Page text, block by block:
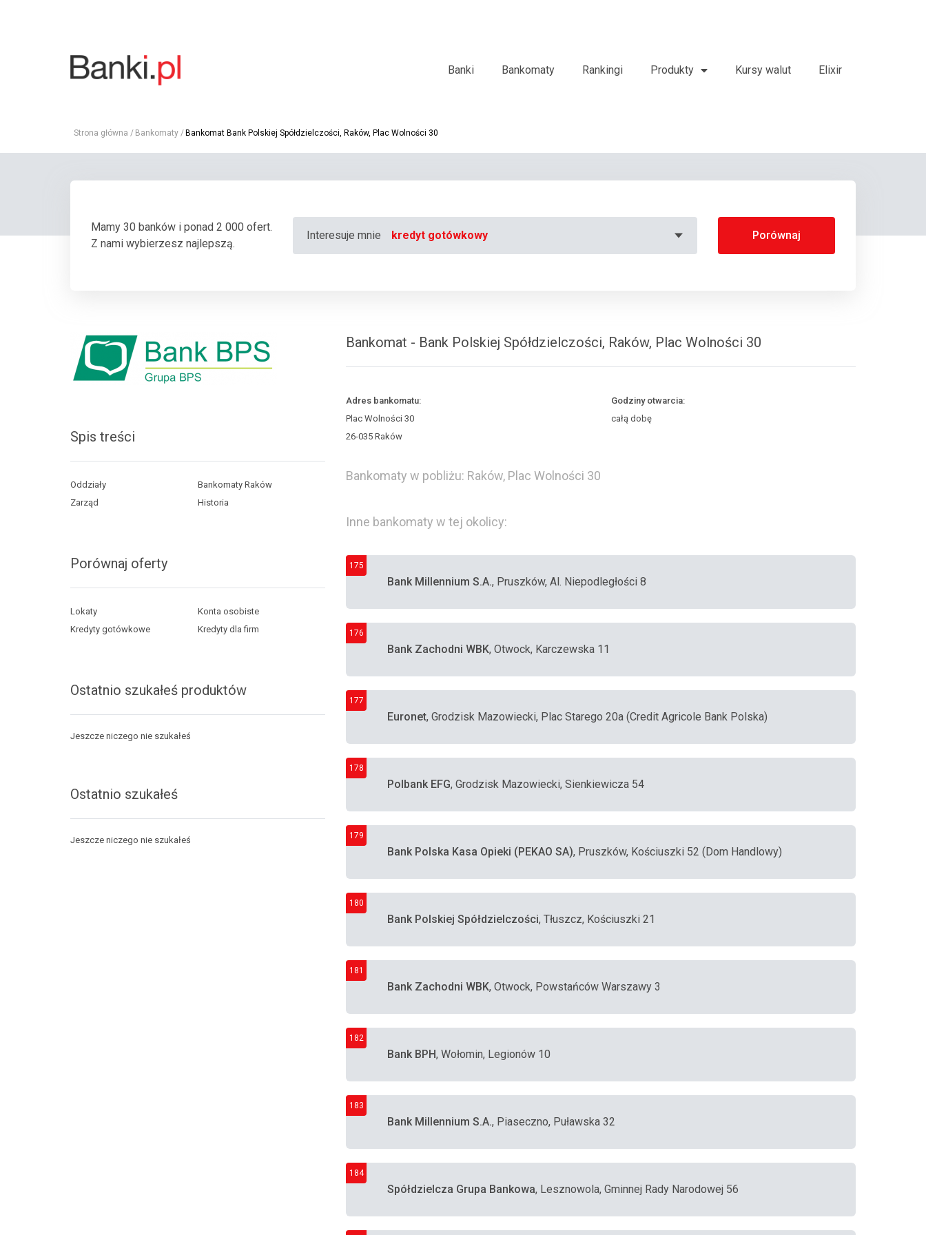
Banki Bankomaty Rankingi Produkty Kursy walut Elixir
Strona główna Bankomaty Bankomat Bank Polskiej Spółdzielczości, Raków, Plac Wolności 30
Mamy 30 banków i ponad 2 000 ofert.
Z nami wybierzesz najlepszą.
Interesuje mnie kredyt gotówkowy Porównaj
Spis treści
Oddziały
Bankomaty Raków
Zarząd
Historia
Porównaj oferty
Lokaty
Konta osobiste
Kredyty gotówkowe
Kredyty dla firm
Ostatnio szukałeś produktów
Jeszcze niczego nie szukałeś
Ostatnio szukałeś
Jeszcze niczego nie szukałeś
Bankomat - Bank Polskiej Spółdzielczości, Raków, Plac Wolności 30
Adres bankomatu:
Plac Wolności 30
26-035 Raków
Godziny otwarcia:
całą dobę
Bankomaty w pobliżu: Raków, Plac Wolności 30
Inne bankomaty w tej okolicy:
175
Bank Millennium S.A., Pruszków, Al. Niepodległości 8
176
Bank Zachodni WBK, Otwock, Karczewska 11
177
Euronet, Grodzisk Mazowiecki, Plac Starego 20a (Credit Agricole Bank Polska)
178
Polbank EFG, Grodzisk Mazowiecki, Sienkiewicza 54
179
Bank Polska Kasa Opieki (PEKAO SA), Pruszków, Kościuszki 52 (Dom Handlowy)
180
Bank Polskiej Spółdzielczości, Tłuszcz, Kościuszki 21
181
Bank Zachodni WBK, Otwock, Powstańców Warszawy 3
182
Bank BPH, Wołomin, Legionów 10
183
Bank Millennium S.A., Piaseczno, Puławska 32
184
Spółdzielcza Grupa Bankowa, Lesznowola, Gminnej Rady Narodowej 56